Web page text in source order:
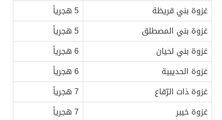
غزوة بني قريظة
5 هجرياً
غزوة بني المصطلق
5 هجرياً
غزوة بني لحيان
6 هجرياً
غزوة الحديبية
6 هجرياً
غزوة ذات الرّقاع
7 هجرياً
غزوة خيبر
7 هجرياً